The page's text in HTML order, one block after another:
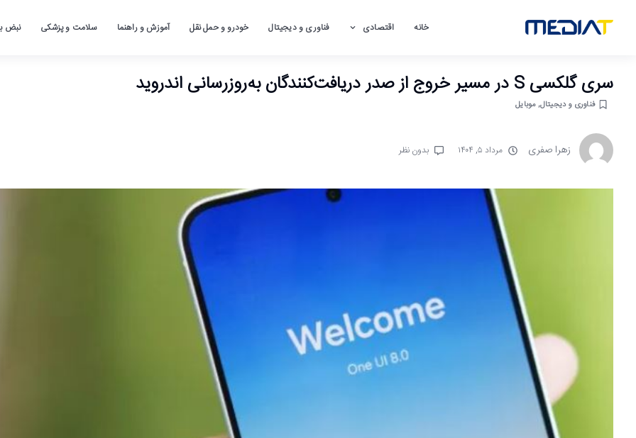
خانه اقتصادی فناوری و دیجیتال خودرو و حمل نقل آموزش و راهنما سلامت و پزشکی نبض
سری گلکسی S در مسیر خروج از صدر دریافت‌کنندگان به‌روزرسانی اندروید
فناوری و دیجیتال,موبایل
زهرا صفری مرداد ۵, ۱۴۰۴ بدون نظر